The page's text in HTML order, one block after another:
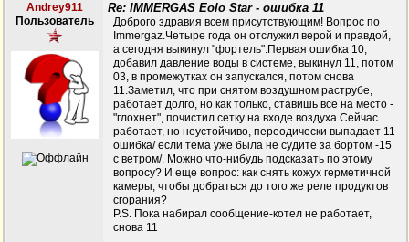
Andrey911
Пользователь
Re: IMMERGAS Eolo Star - ошибка 11
Доброго здравия всем присутствующим! Вопрос по
Immergaz.Четыре года он отслужил верой и правдой,
а сегодня выкинул "фортель".Первая ошибка 10,
добавил давление воды в системе, выкинул 11, потом
03, в промежутках он запускался, потом снова
11.Заметил, что при снятом воздушном раструбе,
работает долго, но как только, ставишь все на место -
"глохнет", почистил сетку на входе воздуха.Сейчас
работает, но неустойчиво, переодически выпадает 11
ошибка/ если тема уже была не судите за бортом -15
с ветром/. Можно что-нибудь подсказать по этому
вопросу? И еще вопрос: как снять кожух герметичной
камеры, чтобы добраться до того же реле продуктов
сгорания?
P.S. Пока набирал сообщение-котел не работает,
снова 11